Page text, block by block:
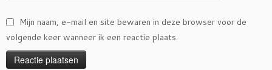
Mijn naam, e-mail en site bewaren in deze browser voor de
volgende keer wanneer ik een reactie plaats.